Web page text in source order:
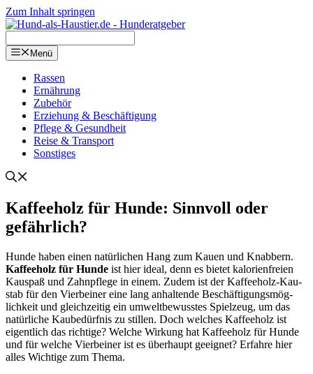
Zum Inhalt springen
Menü
Ras­sen
Ernäh­rung
Zube­hör
Erzie­hung & Beschäf­ti­gung
Pfle­ge & Gesund­heit
Rei­se & Trans­port
Sons­ti­ges
Kaf­fee­holz für Hun­de: Sinn­voll oder
gefähr­lich?
Hun­de haben einen natür­li­chen Hang zum Kau­en und Knab­bern.
Kaf­fee­holz für Hun­de ist hier ide­al, denn es bie­tet kalo­rien­frei­en
Kau­spaß und Zahn­pfle­ge in einem. Zudem ist der Kaf­fee­holz-Kau­
stab für den Vier­bei­ner eine lang anhal­ten­de Beschäf­ti­gungs­mög­
lich­keit und gleich­zei­tig ein umwelt­be­wuss­tes Spiel­zeug, um das
natür­li­che Kau­be­dürf­nis zu stil­len. Doch wel­ches Kaf­fee­holz ist
eigent­lich das rich­ti­ge? Wel­che Wir­kung hat Kaf­fee­holz für Hun­de
und für wel­che Vier­bei­ner ist es über­haupt geeig­net? Erfah­re hier
alles Wich­ti­ge zum The­ma.